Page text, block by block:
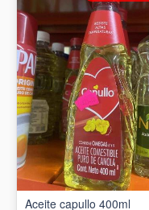
Aceite capullo 400ml